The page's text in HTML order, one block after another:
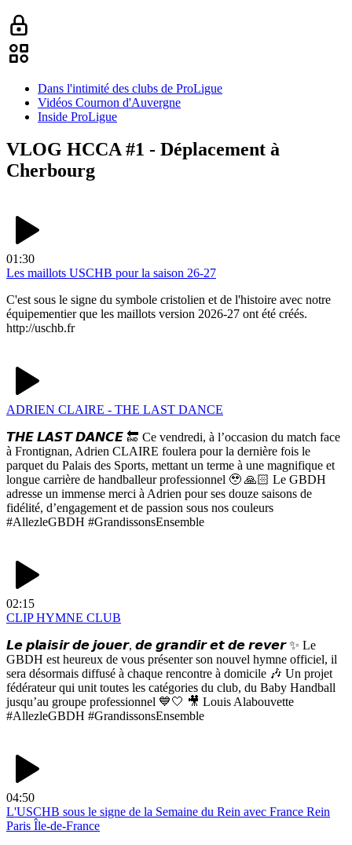
Dans l'intimité des clubs de ProLigue
Vidéos Cournon d'Auvergne
Inside ProLigue
VLOG HCCA #1 - Déplacement à
Cherbourg
01:30
Les maillots USCHB pour la saison 26-27
C'est sous le signe du symbole cristolien et de l'histoire avec notre
équipementier que les maillots version 2026-27 ont été créés.
http://uschb.fr
ADRIEN CLAIRE - THE LAST DANCE
𝙏𝙃𝙀 𝙇𝘼𝙎𝙏 𝘿𝘼𝙉𝘾𝙀 🔚 Ce vendredi, à l’occasion du match face
à Frontignan, Adrien CLAIRE foulera pour la dernière fois le
parquet du Palais des Sports, mettant un terme à une magnifique et
longue carrière de handballeur professionnel 🥹 🙏🏻 Le GBDH
adresse un immense merci à Adrien pour ses douze saisons de
fidélité, d’engagement et de passion sous nos couleurs
#AllezleGBDH #GrandissonsEnsemble
02:15
CLIP HYMNE CLUB
𝙇𝙚 𝙥𝙡𝙖𝙞𝙨𝙞𝙧 𝙙𝙚 𝙟𝙤𝙪𝙚𝙧, 𝙙𝙚 𝙜𝙧𝙖𝙣𝙙𝙞𝙧 𝙚𝙩 𝙙𝙚 𝙧𝙚𝙫𝙚𝙧 ✨ Le
GBDH est heureux de vous présenter son nouvel hymne officiel, il
sera désormais diffusé à chaque rencontre à domicile 🎶 Un projet
fédérateur qui unit toutes les catégories du club, du Baby Handball
jusqu’au groupe professionnel 💙🤍 🎥 Louis Alabouvette
#AllezleGBDH #GrandissonsEnsemble
04:50
L'USCHB sous le signe de la Semaine du Rein avec France Rein
Paris Île-de-France